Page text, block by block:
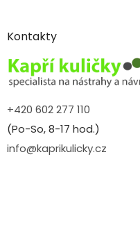
aKontakty
+420 602 277 110
(Po-So, 8-17 hod.)
info@kaprikulicky.cz